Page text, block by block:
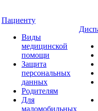
Пациенту
Виды
медицинской
помощи
Защита
персональных
данных
Родителям
Для
маломобильных